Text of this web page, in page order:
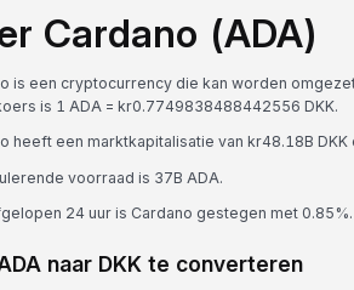
Cardano (ADA)
is een cryptocurrency die kan worden
is 1 ADA = kr0.7749838488442556 DKK.
heeft een marktkapitalisatie van kr48.18B
voorraad is 37B ADA.
24 uur is Cardano gestegen met 0.85%.
naar DKK te converteren